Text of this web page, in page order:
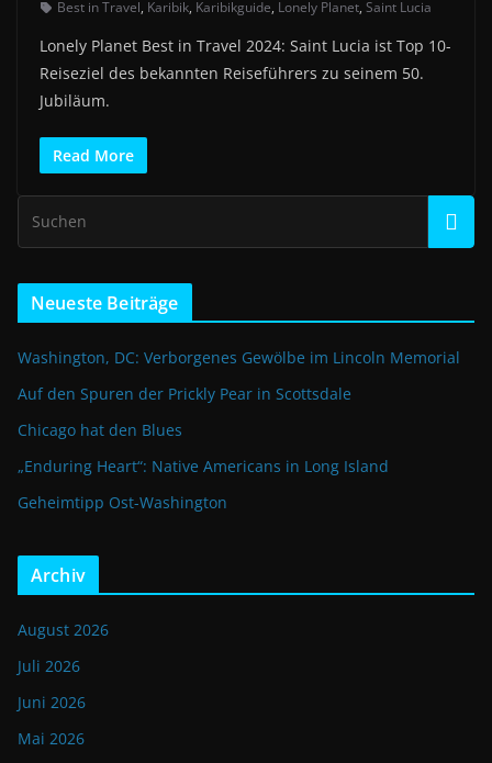
Best in Travel, Karibik, Karibikguide, Lonely Planet, Saint Lucia
Lonely Planet Best in Travel 2024: Saint Lucia ist Top 10-
Reiseziel des bekannten Reiseführers zu seinem 50.
Jubiläum.
Read More
Neueste Beiträge
Washington, DC: Verborgenes Gewölbe im Lincoln Memorial
Auf den Spuren der Prickly Pear in Scottsdale
Chicago hat den Blues
„Enduring Heart“: Native Americans in Long Island
Geheimtipp Ost-Washington
Archiv
August 2026
Juli 2026
Juni 2026
Mai 2026